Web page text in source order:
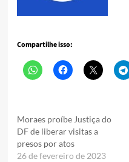
Compartilhe isso:
Moraes proíbe Justiça do
DF de liberar visitas a
presos por atos
26 de fevereiro de 2023